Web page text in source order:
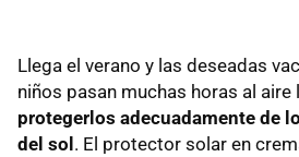
Llega el verano y las deseadas
niños pasan muchas horas al aire
protegerlos adecuadamente de
del sol. El protector solar en